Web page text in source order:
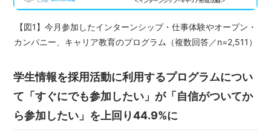
【図1】今月参加したインターンシップ・仕事体験やオープン・
カンパニー、キャリア教育のプログラム（複数回答／n=2,511）
学生情報を採用活動に利用するプログラムについ
て「すぐにでも参加したい」が「自信がついてか
ら参加したい」を上回り44.9%に